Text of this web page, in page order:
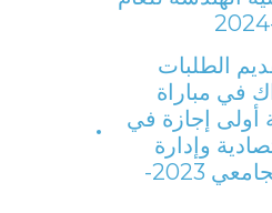
الطلبات
في مباراة
أولى إجازة في
وإدارة
الأعمال للعام الجامعي 2023-